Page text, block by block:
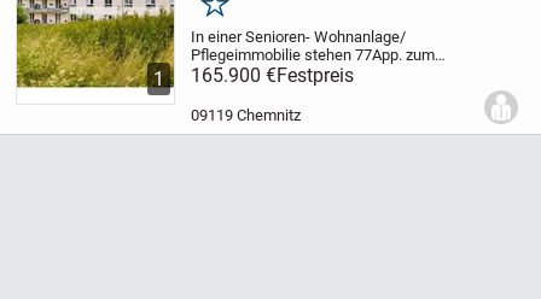
1
Merken
In einer Senioren- Wohnanlage/
Pflegeimmobilie stehen 77App. zum
Verkauf, ab 165.900,- € pro Einheit.
Stellplätze: 22 oberirdisch, auch mehrere
Einheiten erwerbbar. Rendite 4%. KP f. 77
165.900 €Festpreis
09119 Chemnitz